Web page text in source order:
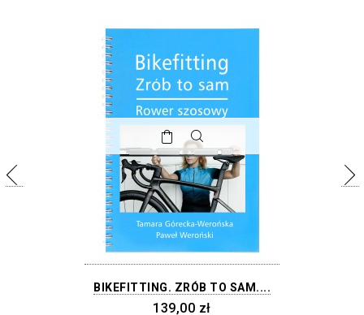
BIKEFITTING. ZRÓB TO SAM....
139,00 zł